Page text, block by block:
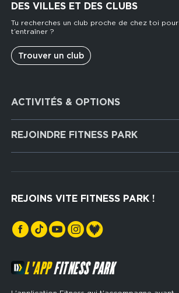
DES VILLES ET DES CLUBS
Tu recherches un club proche de chez toi pour
t’entraîner ?
Trouver un club
services
ACTIVITÉS & OPTIONS
Cardio Training
Musculation
Hyrox Zone
Cross Training
REJOINDRE FITNESS PARK
REJOINS VITE FITNESS PARK !
L'APPFITNESS PARK